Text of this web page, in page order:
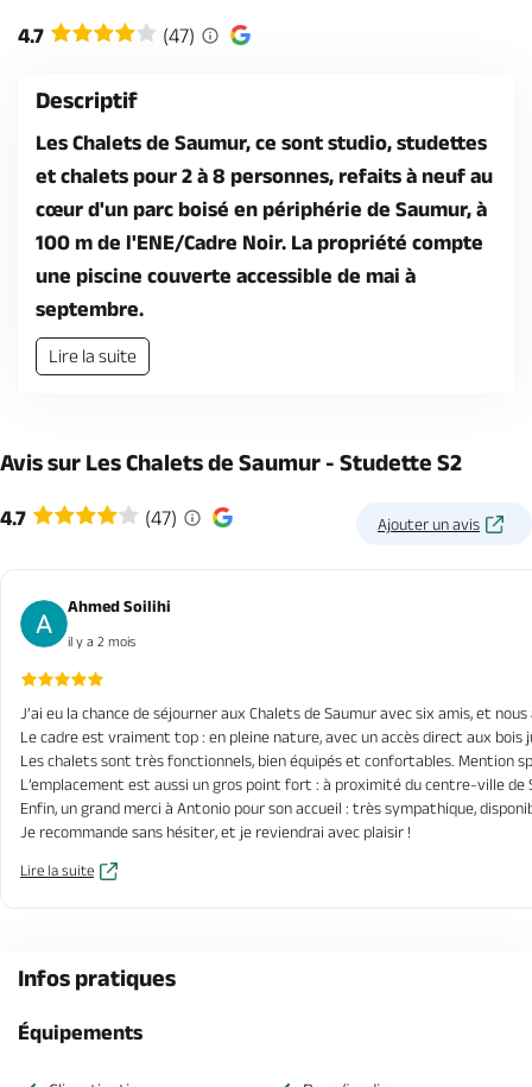
Brochures & Cartes Offices de tourisme Comment venir ? Ecrivez-nous
4.7 (47)
Descriptif
Les Chalets de Saumur, ce sont studio, studettes
et chalets pour 2 à 8 personnes, refaits à neuf au
cœur d'un parc boisé en périphérie de Saumur, à
100 m de l'ENE/Cadre Noir. La propriété compte
une piscine couverte accessible de mai à
septembre.
Lire la suite
Avis sur Les Chalets de Saumur - Studette S2
4.7 (47) Ajouter un avis
Ahmed Soilihi
il y a 2 mois
J’ai eu la chance de séjourner aux Chalets de Saumur avec six amis, et
Le cadre est vraiment top : en pleine nature, avec un accès direct aux
Les chalets sont très fonctionnels, bien équipés et confortables. Mention
L’emplacement est aussi un gros point fort : à proximité du centre-ville
Enfin, un grand merci à Antonio pour son accueil : très sympathique,
Je recommande sans hésiter, et je reviendrai avec plaisir !
Lire la suite
Infos pratiques
Équipements